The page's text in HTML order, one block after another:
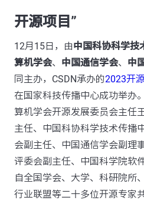
开源项目”
12月15日，由中国科协科学技
算机学会、 中国通信学会、 中
同主办，CSDN承办的2023开
在国家科技传播中心成功举办
算机学会开源发展委员会主任
主任、中国科协科学技术传播
会副主任、中国通信学会副理
评委会副主任、中国科学院软
自全国学会、大学、科研院所
行业联盟等二十多位开源专家